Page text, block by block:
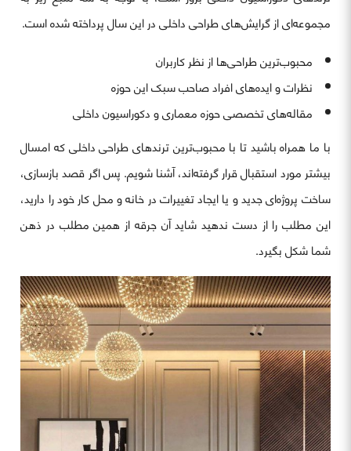
مجموعه‌ای از گرایش‌های طراحی داخلی در این سال پرداخته شده است.
محبوب‌ترین طراحی‌ها از نظر کاربران
نظرات و ایده‌های افراد صاحب سبک این حوزه
مقاله‌های تخصصی حوزه معماری و دکوراسیون داخلی
با ما همراه باشید تا با محبوب‌ترین ترندهای طراحی داخلی که امسال
بیشتر مورد استقبال قرار گرفته‌اند، آشنا شویم. پس اگر قصد بازسازی،
ساخت پروژه‌ای جدید و یا ایجاد تغییرات در خانه و محل کار خود را دارید،
این مطلب را از دست ندهید شاید آن جرقه از همین مطلب در ذهن
شما شکل بگیرد.